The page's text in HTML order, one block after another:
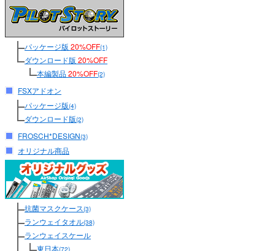
パッケージ版 20%OFF(1)
ダウンロード版 20%OFF
本編製品20%OFF(2)
FSXアドオン
パッケージ版(4)
ダウンロード版(2)
FROSCH*DESIGN(3)
オリジナル商品
抗菌マスクケース(3)
ランウェイタオル(38)
ランウェイスケール
東日本(72)